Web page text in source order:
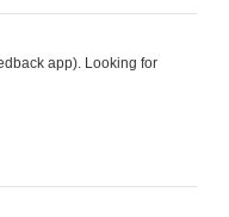
app). Looking for